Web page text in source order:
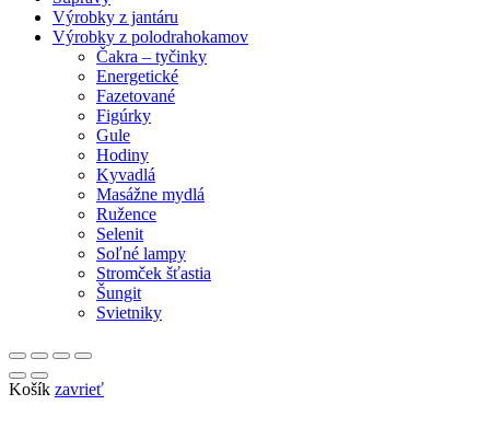
Výrobky z jantáru
Výrobky z polodrahokamov
Čakra – tyčinky
Energetické
Fazetované
Figúrky
Gule
Hodiny
Kyvadlá
Masážne mydlá
Ružence
Selenit
Soľné lampy
Stromček šťastia
Šungit
Svietniky
Košík zavrieť